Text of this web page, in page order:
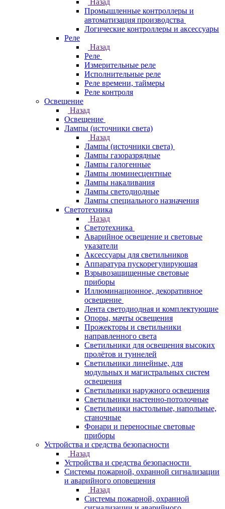
Назад
Промышленные контроллеры и
автоматизация производства
Логические контроллеры и аксессуары
Реле
Назад
Реле
Измерительные реле
Исполнительные реле
Реле времени, таймеры
Реле контроля
Освещение
Назад
Освещение
Лампы (источники света)
Назад
Лампы (источники света)
Лампы газоразрядные
Лампы галогенные
Лампы люминесцентные
Лампы накаливания
Лампы светодиодные
Лампы специального назначения
Светотехника
Назад
Светотехника
Аварийное освещение и световые
указатели
Аксессуары для светильников
Аппаратура пускорегулирующая
Взрывозащищенные световые
приборы
Иллюминационное, декоративное
освещение
Лента светодиодная и комплектующие
Опоры, мачты освещения
Прожекторы и светильники
направленного света
Светильники для освещения высоких
пролётов и туннелей
Светильники линейные, для
модульных и магистральных систем
освещения
Светильники наружного освещения
Светильники настенно-потолочные
Светильники настольные, напольные,
станочные
Фонари и переносные световые
приборы
Устройства и средства безопасности
Назад
Устройства и средства безопасности
Системы пожарной, охранной сигнализации
и аварийного оповещения
Назад
Системы пожарной, охранной